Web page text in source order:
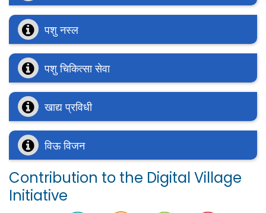
पशु नस्ल
पशु चिकित्सा सेवा
खाद्य प्रविधी
विऊ विजन
Contribution to the Digital Village
Initiative